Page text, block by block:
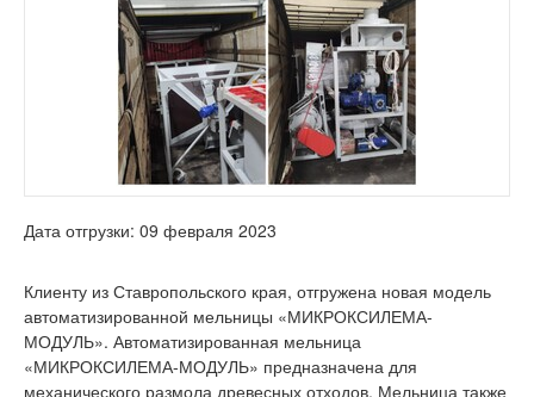
Дата отгрузки: 09 февраля 2023
Клиенту из Ставропольского края, отгружена новая модель
автоматизированной мельницы «МИКРОКСИЛЕМА-
МОДУЛЬ». Автоматизированная мельница
«МИКРОКСИЛЕМА-МОДУЛЬ» предназначена для
механического размола древесных отходов. Мельница также